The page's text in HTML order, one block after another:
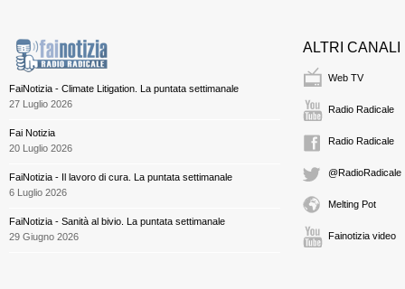
FaiNotizia - Climate Litigation. La puntata settimanale
27 Luglio 2026
Fai Notizia
20 Luglio 2026
FaiNotizia - Il lavoro di cura. La puntata settimanale
6 Luglio 2026
FaiNotizia - Sanità al bivio. La puntata settimanale
29 Giugno 2026
ALTRI CANALI
Web TV
Radio Radicale
Radio Radicale
@RadioRadicale
Melting Pot
Fainotizia video